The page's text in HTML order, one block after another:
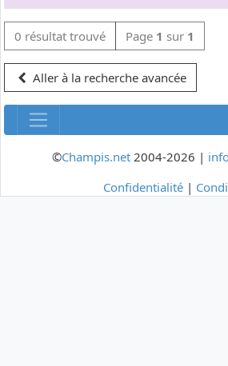
0 résultat trouvé Page 1 sur 1
Aller à la recherche avancée
©Champis.net2004-2026 |
Confidentialité |